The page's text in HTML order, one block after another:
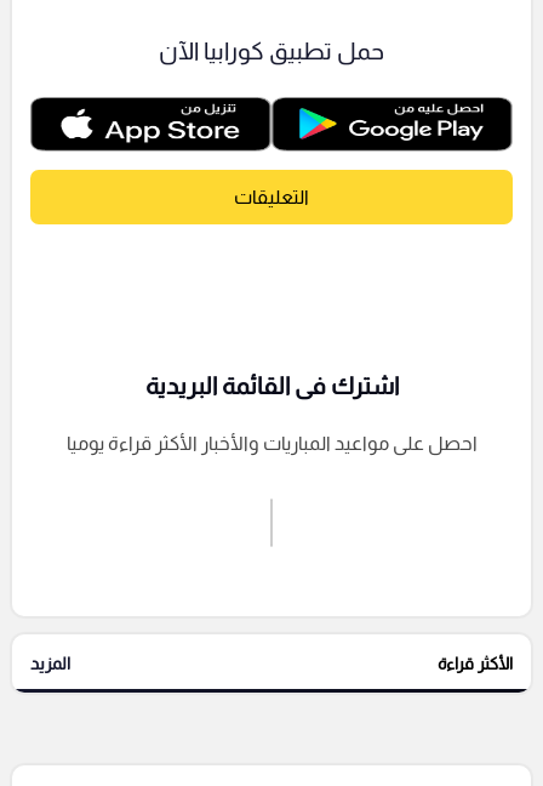
حمل تطبيق كورابيا الآن
التعليقات
إرسال تعليق
التعليقات السابقة
اشترك فى القائمة البريدية
احصل على مواعيد المباريات والأخبار الأكثر قراءة يوميا
الأكثر قراءة المزيد